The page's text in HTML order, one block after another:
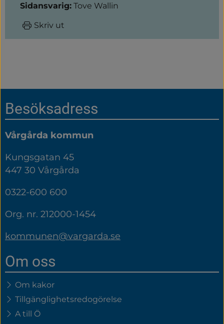
Sidansvarig: Tove Wallin
Skriv ut
Sidfot
Besöksadress
Vårgårda kommun
Kungsgatan 45
447 30 Vårgårda
0322-600 600
Org. nr. 212000-1454
kommunen@vargarda.se
Om oss
Om kakor
Tillgänglighetsredogörelse
A till Ö